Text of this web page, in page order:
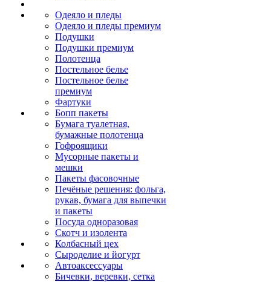
Одеяло и пледы
Одеяло и пледы премиум
Подушки
Подушки премиум
Полотенца
Постельное белье
Постельное белье
премиум
Фартуки
Бопп пакеты
Бумага туалетная,
бумажные полотенца
Гофроящики
Мусорные пакеты и
мешки
Пакеты фасовочные
Печёные решения: фольга,
рукав, бумага для выпечки
и пакеты
Посуда одноразовая
Скотч и изолента
Колбасный цех
Сыроделие и йогурт
Автоаксессуары
Бичевки, веревки, сетка